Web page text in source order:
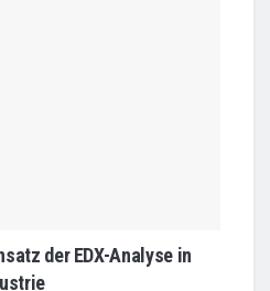
der EDX-Analyse in